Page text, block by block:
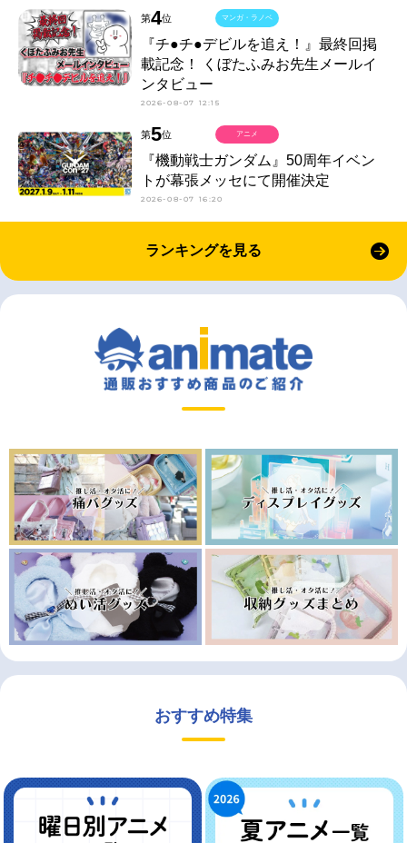
第4位
『チ●チ●デビルを追え！』最終回掲
載記念！ くぼたふみお先生メールイ
ンタビュー
2026-08-07 12:15
マンガ・ラノベ
第5位
『機動戦士ガンダム』50周年イベン
トが幕張メッセにて開催決定
2026-08-07 16:20
アニメ
ランキングを見る
おすすめ特集